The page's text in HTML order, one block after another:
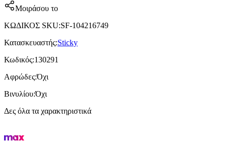
Μοιράσου το
ΚΩΔΙΚΟΣ SKU:SF-104216749
Κατασκευαστής:Sticky
Κωδικός:130291
Αφρώδες:Όχι
Βινυλίου:Όχι
Δες όλα τα χαρακτηριστικά